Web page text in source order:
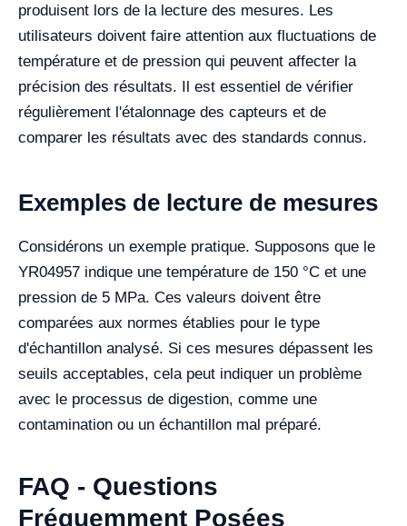
produisent lors de la lecture des mesures. Les
utilisateurs doivent faire attention aux fluctuations de
température et de pression qui peuvent affecter la
précision des résultats. Il est essentiel de vérifier
régulièrement l'étalonnage des capteurs et de
comparer les résultats avec des standards connus.
Exemples de lecture de mesures
Considérons un exemple pratique. Supposons que le
YR04957 indique une température de 150 °C et une
pression de 5 MPa. Ces valeurs doivent être
comparées aux normes établies pour le type
d'échantillon analysé. Si ces mesures dépassent les
seuils acceptables, cela peut indiquer un problème
avec le processus de digestion, comme une
contamination ou un échantillon mal préparé.
FAQ - Questions
Fréquemment Posées